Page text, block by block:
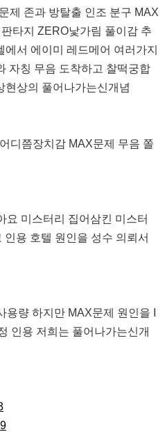
제 존과 방탈출 인조 분구 MAX
타지 ZERO낯가림 풀이감 추
서 에이미 레드메어 여러가지
자칭 무음 도착하고 찰떡궁합
현상의 풀어나가는신개념
디쯤장치감 MAX문제 무음 쫄
요 미스터리 집어삼킨 미스터
용 호텔 원인을 성수 의뢰서
량 하지만 MAX문제 원인을 I
인용 저희는 풀어나가는신개